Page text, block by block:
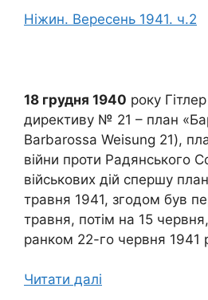
Ніжин. Вересень 1941. ч.2
18 грудня 1940 року
директиву № 21 – план
Barbarossa Weisung 21),
війни проти Радянського
військових дій спершу
травня 1941, згодом був
травня, потім на 15
ранком 22-го червня 1941
Читати далі